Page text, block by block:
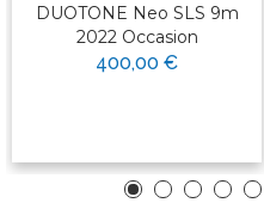
DUOTONE Neo SLS 9m
2022 Occasion
400,00 €